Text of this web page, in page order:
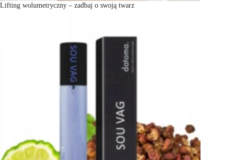
Lifting wolumetryczny – zadbaj o swoją twarz